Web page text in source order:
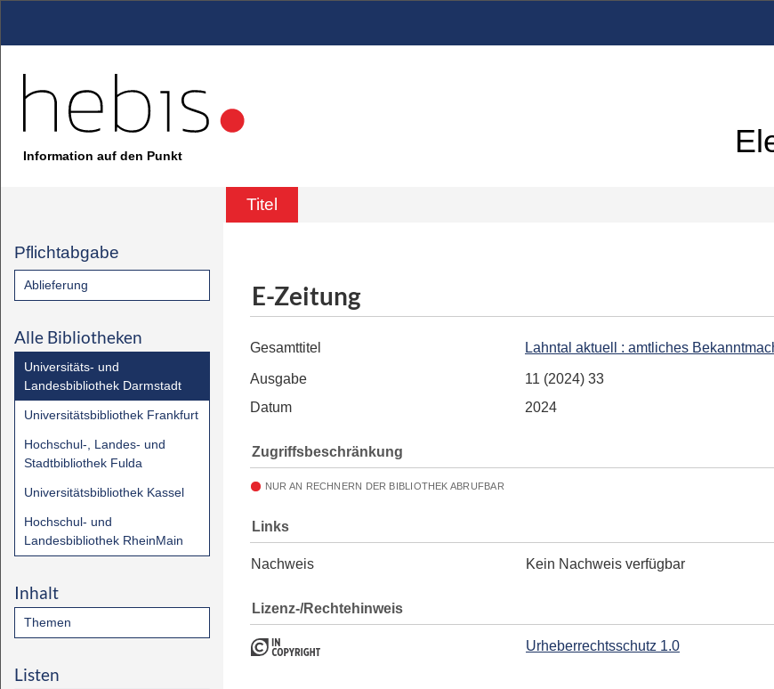
Information auf den Punkt
Titel
Pflichtabgabe
Ablieferung
Alle Bibliotheken
Universitäts- und
Landesbibliothek Darmstadt
Universitätsbibliothek Frankfurt
Hochschul-, Landes- und
Stadtbibliothek Fulda
Universitätsbibliothek Kassel
Hochschul- und
Landesbibliothek RheinMain
Inhalt
Themen
Listen
E-Zeitung
Gesamttitel Lahntal aktuell : amtliches
Ausgabe
11 (2024) 33
Datum
2024
Zugriffsbeschränkung
NUR AN RECHNERN DER BIBLIOTHEK ABRUFBAR
Links
Nachweis Kein Nachweis verfügbar
Lizenz-/Rechtehinweis
Urheberrechtsschutz 1.0